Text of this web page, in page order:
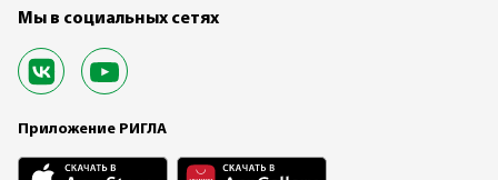
Мы в социальных сетях
Приложение РИГЛА